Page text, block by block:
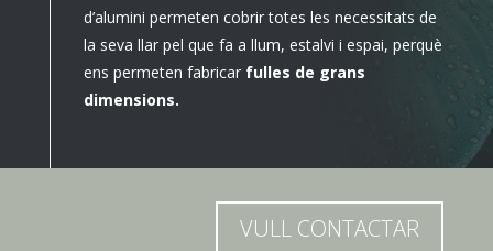
d’alumini permeten cobrir totes les necessitats de
la seva llar pel que fa a llum, estalvi i espai, perquè
ens permeten fabricar fulles de grans
dimensions.
VULL CONTACTAR